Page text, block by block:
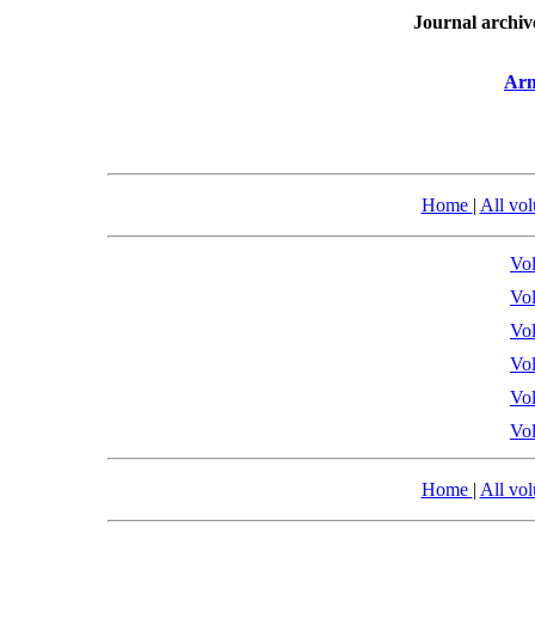
Journal
Home | All
Home | All